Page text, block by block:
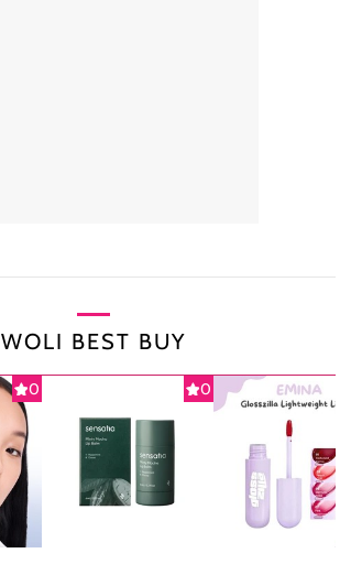
WOLI BEST BUY
0 0